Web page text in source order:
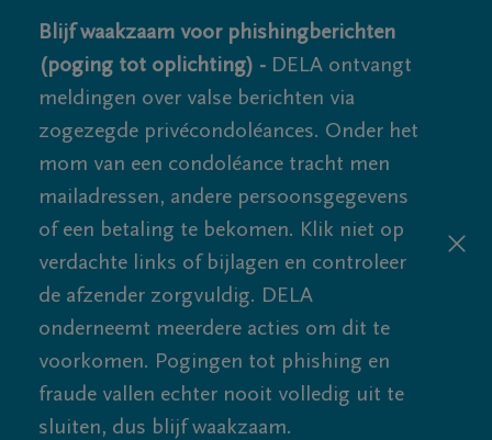
Blijf waakzaam voor phishingberichten
(poging tot oplichting) - DELA ontvangt
meldingen over valse berichten via
zogezegde privécondoléances. Onder het
mom van een condoléance tracht men
mailadressen, andere persoonsgegevens
of een betaling te bekomen. Klik niet op
verdachte links of bijlagen en controleer
de afzender zorgvuldig. DELA
onderneemt meerdere acties om dit te
voorkomen. Pogingen tot phishing en
fraude vallen echter nooit volledig uit te
sluiten, dus blijf waakzaam.